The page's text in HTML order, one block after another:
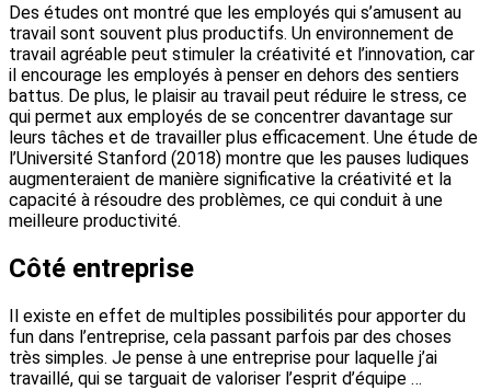
Des études ont montré que les employés qui s’amusent au
travail sont souvent plus productifs. Un environnement de
travail agréable peut stimuler la créativité et l’innovation, car
il encourage les employés à penser en dehors des sentiers
battus. De plus, le plaisir au travail peut réduire le stress, ce
qui permet aux employés de se concentrer davantage sur
leurs tâches et de travailler plus efficacement. Une étude de
l’Université Stanford (2018) montre que les pauses ludiques
augmenteraient de manière significative la créativité et la
capacité à résoudre des problèmes, ce qui conduit à une
meilleure productivité.
Côté entreprise
Il existe en effet de multiples possibilités pour apporter du
fun dans l’entreprise, cela passant parfois par des choses
très simples. Je pense à une entreprise pour laquelle j’ai
travaillé, qui se targuait de valoriser l’esprit d’équipe …